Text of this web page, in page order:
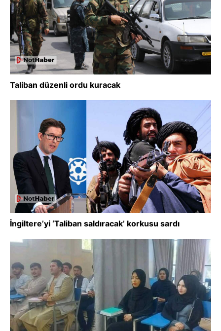
Taliban düzenli ordu kuracak
İngiltere’yi ‘Taliban saldıracak’ korkusu sardı